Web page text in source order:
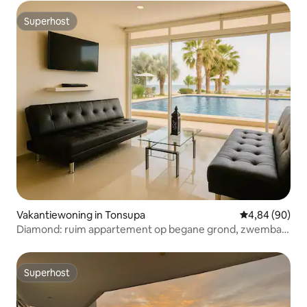
Superhost
Superhost
Vakantiewoning in Tonsupa Gemiddelde
4,84 (90)
Diamond: ruim appartement op begane grond, zwembad
Superhost
Superhost